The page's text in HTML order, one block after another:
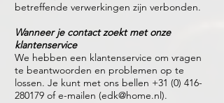
betreffende verwerkingen zijn verbonden.
Wanneer je contact zoekt met onze
klantenservice
We hebben een klantenservice om vragen
te beantwoorden en problemen op te
lossen. Je kunt met ons bellen +31 (0) 416-
280179 of e-mailen (edk@home.nl).